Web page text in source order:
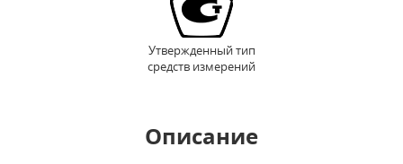
Утвержденный тип
средств измерений
Описание